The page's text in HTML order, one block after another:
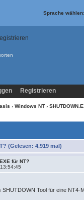
Sprache
Registrieren
› Windows NT›
(Gelesen: 4.919 mal)
für NT?
SHUTDOWN Tool für eine